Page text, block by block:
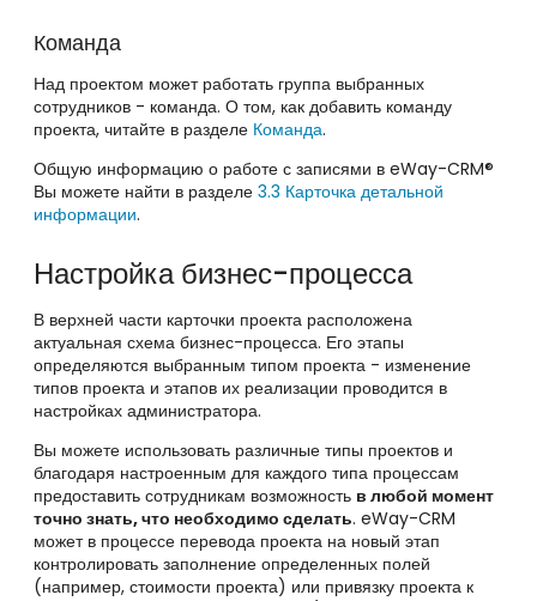
Команда
Над проектом может работать группа выбранных
сотрудников - команда. О том, как добавить команду
проекта, читайте в разделе Команда.
Общую информацию о работе с записями в eWay-CRM®
Вы можете найти в разделе 3.3 Карточка детальной
информации.
Настройка бизнес-процесса
В верхней части карточки проекта расположена
актуальная схема бизнес-процесса. Его этапы
определяются выбранным типом проекта - изменение
типов проекта и этапов их реализации проводится в
настройках администратора.
Вы можете использовать различные типы проектов и
благодаря настроенным для каждого типа процессам
предоставить сотрудникам возможность в любой момент
точно знать, что необходимо сделать. eWay-CRM
может в процессе перевода проекта на новый этап
контролировать заполнение определенных полей
(например, стоимости проекта) или привязку проекта к